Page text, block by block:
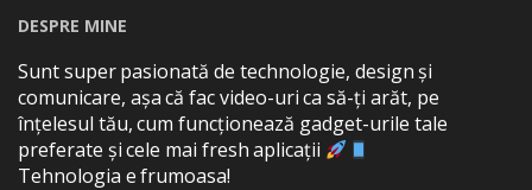
DESPRE MINE
Sunt super pasionată de technologie, design și
comunicare, așa că fac video-uri ca să-ți arăt, pe
înțelesul tău, cum funcționează gadget-urile tale
preferate și cele mai fresh aplicații
Tehnologia e frumoasa!